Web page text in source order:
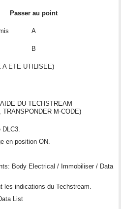
Passer au point
A
B
A ETE UTILISEE)
DU TECHSTREAM
M-CODE)
en position ON.
Body Electrical / Immobiliser / Data
indications du Techstream.
List